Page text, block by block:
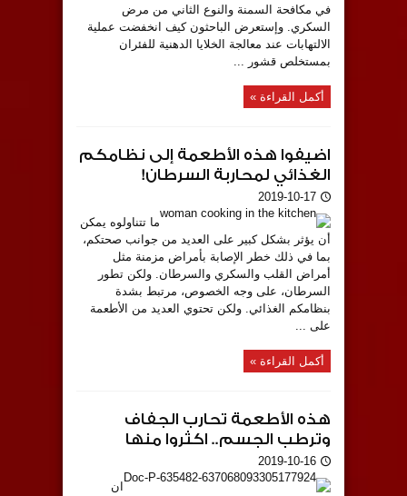
في مكافحة السمنة والنوع الثاني من مرض
السكري. وإستعرض الباحثون كيف انخفضت عملية
الالتهابات عند معالجة الخلايا الدهنية للفئران
بمستخلص قشور ...
أكمل القراءة »
اضيفوا هذه الأطعمة إلى نظامكم
الغذائي لمحاربة السرطان!
2019-10-17
ما تتناولوه يمكن
أن يؤثر بشكل كبير على العديد من جوانب صحتكم،
بما في ذلك خطر الإصابة بأمراض مزمنة مثل
أمراض القلب والسكري والسرطان. ولكن تطور
السرطان، على وجه الخصوص، مرتبط بشدة
بنظامكم الغذائي. ولكن تحتوي العديد من الأطعمة
على ...
أكمل القراءة »
هذه الأطعمة تحارب الجفاف
وترطب الجسم.. اكثروا منها
2019-10-16
ان